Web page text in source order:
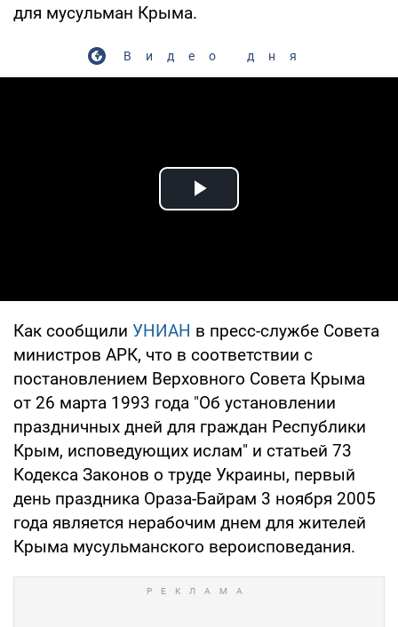
для мусульман Крыма.
Видео дня
Play Video
Как сообщили УНИАН в пресс-службе Совета
министров АРК, что в соответствии с
постановлением Верховного Совета Крыма
от 26 марта 1993 года "Об установлении
праздничных дней для граждан Республики
Крым, исповедующих ислам" и статьей 73
Кодекса Законов о труде Украины, первый
день праздника Ораза-Байрам 3 ноября 2005
года является нерабочим днем для жителей
Крыма мусульманского вероисповедания.